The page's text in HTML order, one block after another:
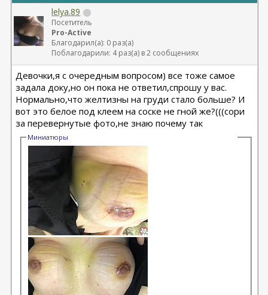
lelya.89
Посетитель
Pro-Active
Благодарил(а): 0 раз(а)
Поблагодарили: 4 раз(а) в 2 сообщениях
Девочки,я с очередным вопросом) все тоже самое
задала доку,но он пока не ответил,спрошу у вас.
Нормально,что желтизны на груди стало больше? И
вот это белое под клеем на соске не гной же?(((сори
за перевернутые фото,не знаю почему так
Миниатюры